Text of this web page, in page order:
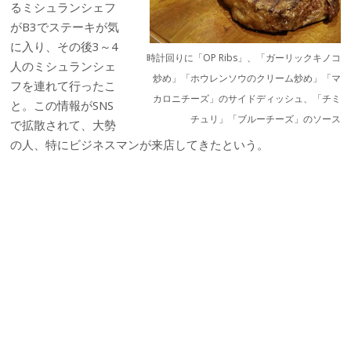
時計回りに「OP Ribs」、「ガーリックキノコ
炒め」「ホウレンソウのクリーム炒め」「マ
カロニチーズ」のサイドディッシュ、「チミ
チュリ」「ブルーチーズ」のソース
るミシュランシェフ
がB3でステーキが気
に入り、その後3～4
人のミシュランシェ
フを連れて行ったこ
と。この情報がSNS
で拡散されて、大勢
の人、特にビジネスマンが来店してきたという。